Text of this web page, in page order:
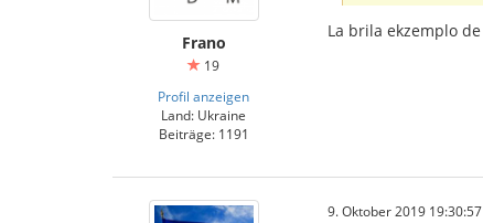
Frano
19
Profil anzeigen
Land: Ukraine
Beiträge: 1191
La brila ekzemplo de
9. Oktober 2019 19:30:57